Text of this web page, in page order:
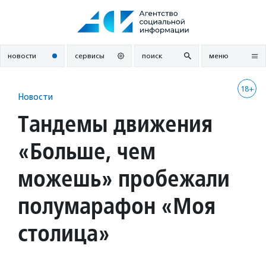
новости сервисы поиск меню
18+
Новости
Тандемы движения
«Больше, чем
можешь» пробежали
полумарафон «Моя
столица»